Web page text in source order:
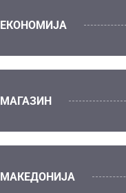
ЕКОНОМИЈА
МАГАЗИН
МАКЕДОНИЈА